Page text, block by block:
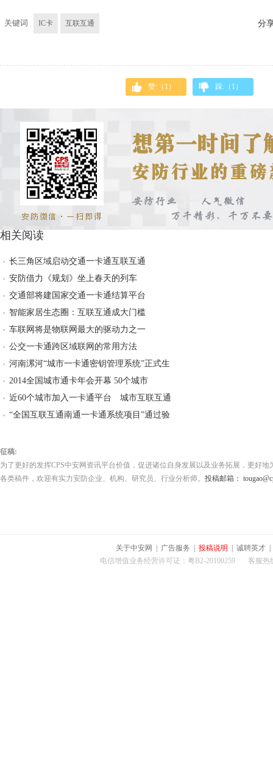
关键词 IC卡 互联互通 分
赞:（ 1 ） 踩:（ 1 ）
相关阅读
长三角区域启动交通一卡通互联互通
安防借力《规划》坐上春天的列车
交通部将建国家交通一卡通结算平台
智能家居生态圈：互联互通成大门槛
车联网将是物联网最大的驱动力之一
公交一卡通跨区域联网的常用方法
河南漯河“城市一卡通密钥管理系统”正式生
2014全国城市通卡年会开幕 50个城市
近60个城市加入一卡通平台 城市互联互通
“全国互联互通南通一卡通系统项目”通过验
征稿:
为了更好的发挥CPS中安网资讯平台价值，促进诸位自身发展以及业务拓展，更好
各类稿件，欢迎有实力安防企业、机构、研究员、行业分析师。 投稿邮箱：
关于中安网 广告服务 投稿说明 诚聘英才
电信增值业务经营许可证：粤B2-20100259 客服